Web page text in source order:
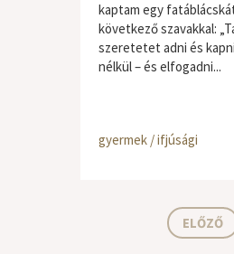
kaptam egy
következő szavakkal:
szeretetet adni és
nélkül – és elfogadni...
gyermek / ifjúsági
ELŐZŐ